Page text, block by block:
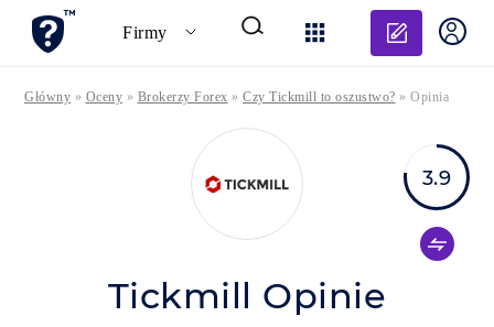
Firmy
Dodaj
Główny » Oceny » Brokerzy Forex » Czy Tickmill to oszustwo? » Opinia
Tickmill Opinie
3.9